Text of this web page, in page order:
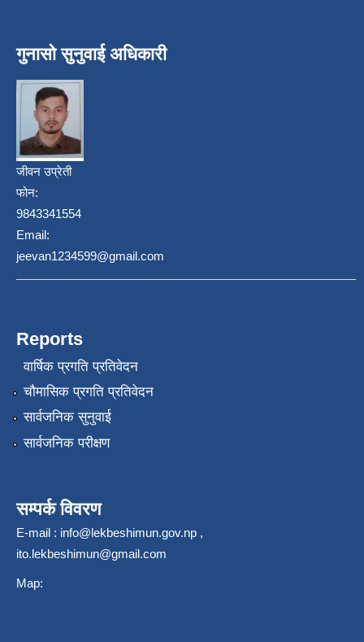
गुनासो सुनुवाई अधिकारी
जीवन उप्रेती
फोन:
9843341554
Email:
jeevan1234599@gmail.com
Reports
वार्षिक प्रगति प्रतिवेदन
चौमासिक प्रगति प्रतिवेदन
सार्वजनिक सुनुवाई
सार्वजनिक परीक्षण
सम्पर्क विवरण
E-mail : info@lekbeshimun.gov.np ,
ito.lekbeshimun@gmail.com
Map: